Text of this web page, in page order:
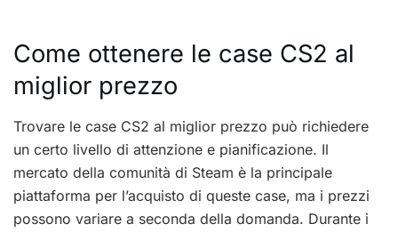
Come ottenere le case CS2 al
miglior prezzo
Trovare le case CS2 al miglior prezzo può richiedere
un certo livello di attenzione e pianificazione. Il
mercato della comunità di Steam è la principale
piattaforma per l’acquisto di queste case, ma i prezzi
possono variare a seconda della domanda. Durante i